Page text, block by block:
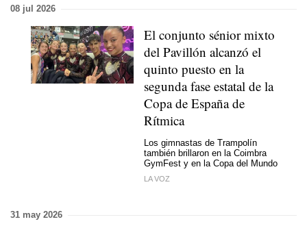
08 jul 2026
El conjunto sénior mixto
del Pavillón alcanzó el
quinto puesto en la
segunda fase estatal de la
Copa de España de
Rítmica
Los gimnastas de Trampolín
también brillaron en la Coimbra
GymFest y en la Copa del Mundo
LA VOZ
31 may 2026